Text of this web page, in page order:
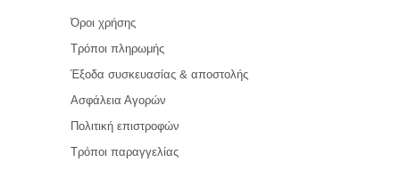
Όροι χρήσης
Τρόποι πληρωμής
Έξοδα συσκευασίας & αποστολής
Ασφάλεια Αγορών
Πολιτική επιστροφών
Τρόποι παραγγελίας